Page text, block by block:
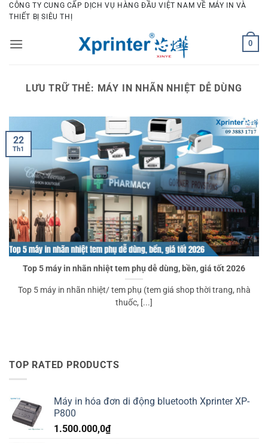
Bỏ
qua
dung
CÔNG TY CUNG CẤP DỊCH VỤ HÀNG ĐẦU VIỆT NAM VỀ MÁY IN VÀ
THIẾT BỊ SIÊU THỊ
0
LƯU TRỮ THẺ: MÁY IN NHÃN NHIỆT DỄ DÙNG
Top 5 máy in nhãn nhiệt tem phụ dễ dùng, bền, giá tốt 2026
Top 5 máy in nhãn nhiệt/ tem phụ (tem giá shop thời trang, nhà
thuốc, [...]
22
Th1
TOP RATED PRODUCTS
Máy in hóa đơn di động bluetooth Xprinter XP-
P800
1.500.000,0₫